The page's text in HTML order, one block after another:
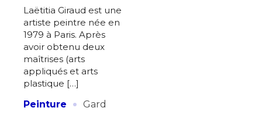
Laëtitia Giraud est une
artiste peintre née en
1979 à Paris. Après
avoir obtenu deux
maîtrises (arts
appliqués et arts
plastique […]
Peinture
· Gard